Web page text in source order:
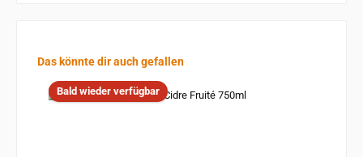
Produktgalerie überspringen
Das könnte dir auch gefallen
Bald wieder verfügbar